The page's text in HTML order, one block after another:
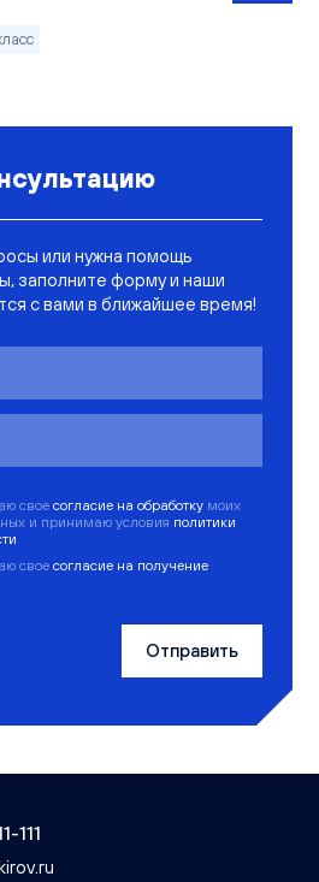
или нужна помощь
заполните форму и наши
с вами в ближайшее время!
свое согласие на обработку моих
и принимаю условия политики
свое согласие на получение
Отправить
111